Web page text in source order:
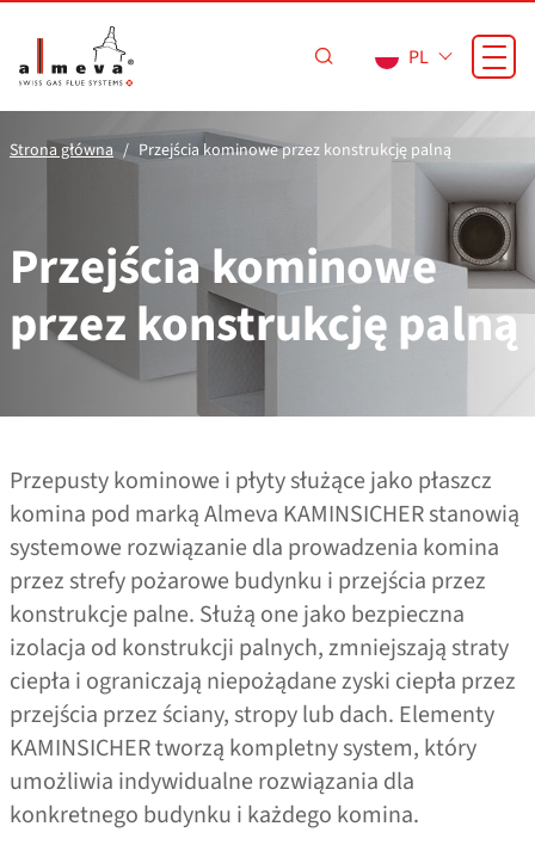
PL
Strona główna Przejścia kominowe przez konstrukcję palną
Przejścia kominowe
przez konstrukcję palną
Przepusty kominowe i płyty służące jako płaszcz
komina pod marką Almeva KAMINSICHER stanowią
systemowe rozwiązanie dla prowadzenia komina
przez strefy pożarowe budynku i przejścia przez
konstrukcje palne. Służą one jako bezpieczna
izolacja od konstrukcji palnych, zmniejszają straty
ciepła i ograniczają niepożądane zyski ciepła przez
przejścia przez ściany, stropy lub dach. Elementy
KAMINSICHER tworzą kompletny system, który
umożliwia indywidualne rozwiązania dla
konkretnego budynku i każdego komina.